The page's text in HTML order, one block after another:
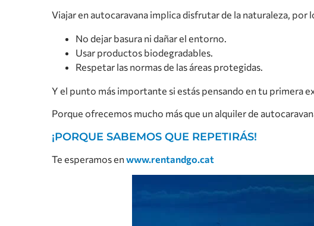
Viajar en autocaravana implica disfrutar de la naturaleza, por
No dejar basura ni dañar el entorno.
Usar productos biodegradables.
Respetar las normas de las áreas protegidas.
Y el punto más importante si estás pensando en tu primera
Porque ofrecemos mucho más que un alquiler de
¡PORQUE SABEMOS QUE REPETIRÁS!
Te esperamos en www.rentandgo.cat